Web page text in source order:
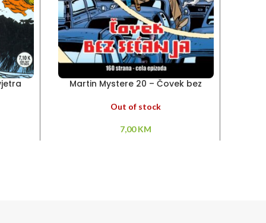
Martin Mystere 20 – Čovek bez
Out of stock
7,00KM